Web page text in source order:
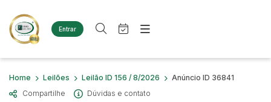
Entrar
Criar conta Entrar
Site
Agenda
Quem Somos
Busca por palavra-chave
Home Leilões Leilão ID 156 / 8/2026
Anúncio ID 36841
Compartilhe
Dúvidas e contato